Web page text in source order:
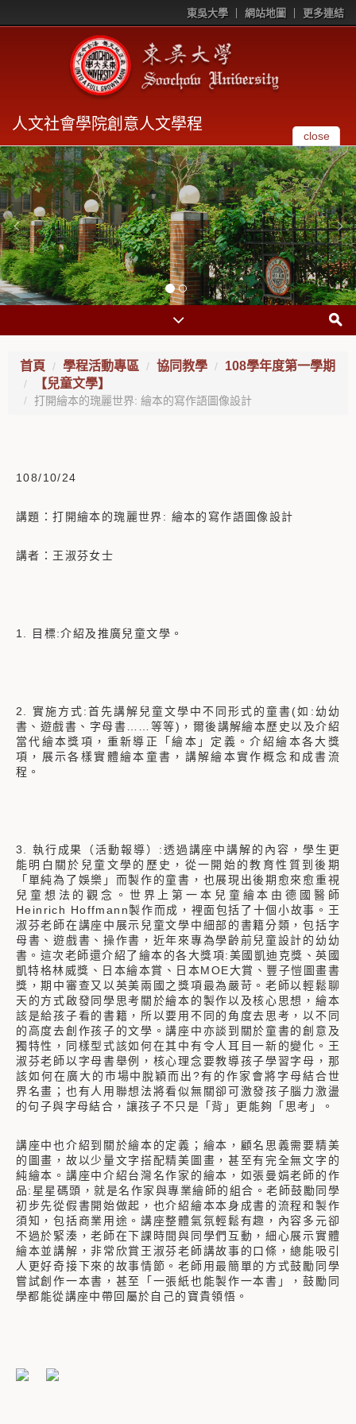
東吳大學 網站地圖 更多連結
人文社會學院創意人文學程
close
首頁 學程活動專區 協同教學
108學年度第一學期
【兒童文學】
打開繪本的瑰麗世界: 繪本的寫作語圖像設計
108/10/24
講題：打開繪本的瑰麗世界: 繪本的寫作語圖像設計
講者：王淑芬女士
1. 目標:介紹及推廣兒童文學。
2. 實施方式:首先講解兒童文學中不同形式的童書(如:幼幼
書、遊戲書、字母書……等等)，爾後講解繪本歷史以及介紹
當代繪本獎項，重新導正「繪本」定義。介紹繪本各大獎
項，展示各樣實體繪本童書，講解繪本實作概念和成書流
程。
3. 執行成果（活動報導）:透過講座中講解的內容，學生更
能明白關於兒童文學的歷史，從一開始的教育性質到後期
「單純為了娛樂」而製作的童書，也展現出後期愈來愈重視
兒童想法的觀念。世界上第一本兒童繪本由德國醫師
Heinrich Hoffmann製作而成，裡面包括了十個小故事。王
淑芬老師在講座中展示兒童文學中細部的書籍分類，包括字
母書、遊戲書、操作書，近年來專為學齡前兒童設計的幼幼
書。這次老師還介紹了繪本的各大獎項:美國凱迪克獎、英國
凱特格林威獎、日本繪本賞、日本MOE大賞、豐子愷圖畫書
獎，期中審查又以英美兩國之獎項最為嚴苛。老師以輕鬆聊
天的方式啟發同學思考關於繪本的製作以及核心思想，繪本
該是給孩子看的書籍，所以要用不同的角度去思考，以不同
的高度去創作孩子的文學。講座中亦談到關於童書的創意及
獨特性，同樣型式該如何在其中有令人耳目一新的變化。王
淑芬老師以字母書舉例，核心理念要教導孩子學習字母，那
該如何在廣大的市場中脫穎而出?有的作家會將字母結合世
界名畫；也有人用聯想法將看似無關卻可激發孩子腦力激盪
的句子與字母結合，讓孩子不只是「背」更能夠「思考」。
講座中也介紹到關於繪本的定義；繪本，顧名思義需要精美
的圖畫，故以少量文字搭配精美圖畫，甚至有完全無文字的
純繪本。講座中介紹台灣名作家的繪本，如張曼娟老師的作
品:星星碼頭，就是名作家與專業繪師的組合。老師鼓勵同學
初步先從假書開始做起，也介紹繪本本身成書的流程和製作
須知，包括商業用途。講座整體氣氛輕鬆有趣，內容多元卻
不過於緊湊，老師在下課時間與同學們互動，細心展示實體
繪本並講解，非常欣賞王淑芬老師講故事的口條，總能吸引
人更好奇接下來的故事情節。老師用最簡單的方式鼓勵同學
嘗試創作一本書，甚至「一張紙也能製作一本書」，鼓勵同
學都能從講座中帶回屬於自己的寶貴領悟。